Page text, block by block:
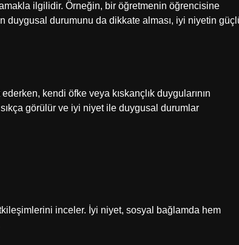
ilgilidir. Örneğin, bir öğretmenin öğrencisine
duygusal durumunu da dikkate alması, iyi niyetin
kendi öfke veya kıskançlık duygularının
görülür ve iyi niyet ile duygusal durumlar
inceler. İyi niyet, sosyal bağlamda hem